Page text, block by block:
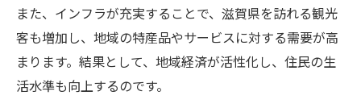
また、インフラが充実することで、滋賀県を訪れる観光
客も増加し、地域の特産品やサービスに対する需要が高
まります。結果として、地域経済が活性化し、住民の生
活水準も向上するのです。